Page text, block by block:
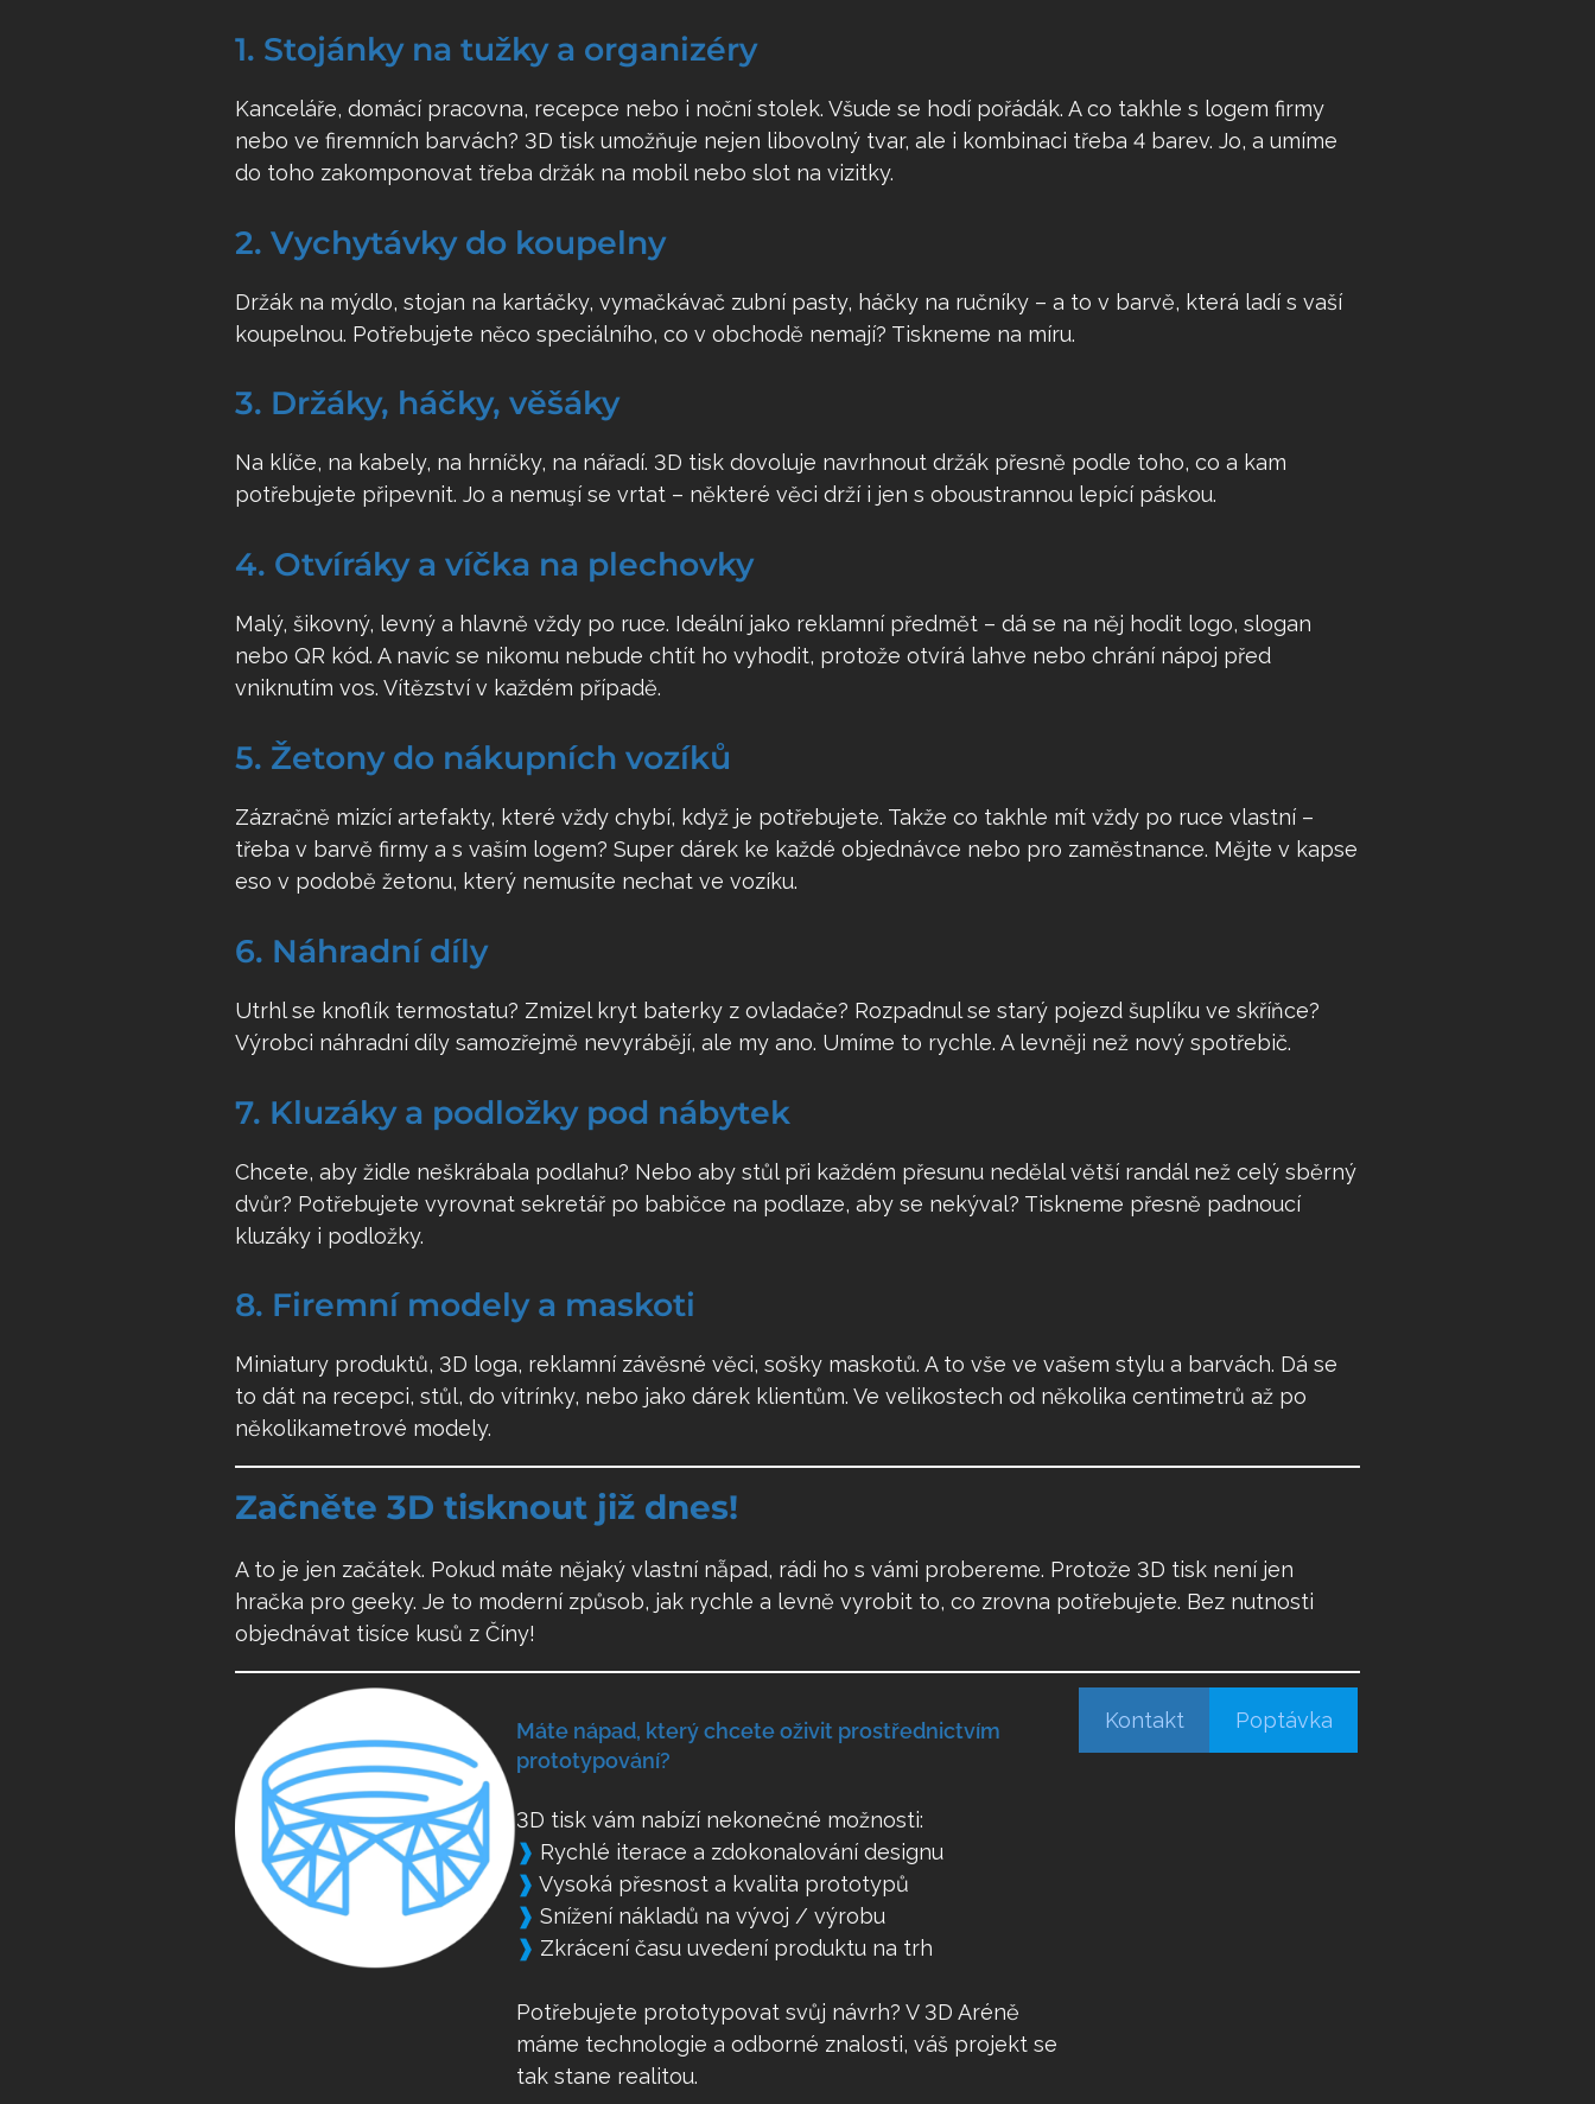
1. Stojánky na tužky a organizéry
Kanceláře, domácí pracovna, recepce nebo i noční stolek. Všude se hodí pořádák. A co takhle s logem firmy
nebo ve firemních barvách? 3D tisk umožňuje nejen libovolný tvar, ale i kombinaci třeba 4 barev. Jo, a umíme
do toho zakomponovat třeba držák na mobil nebo slot na vizitky.
2. Vychytávky do koupelny
Držák na mýdlo, stojan na kartáčky, vymačkávač zubní pasty, háčky na ručníky – a to v barvě, která ladí s vaší
koupelnou. Potřebujete něco speciálního, co v obchodě nemají? Tiskneme na míru.
3. Držáky, háčky, věšáky
Na klíče, na kabely, na hrníčky, na nářadí. 3D tisk dovoluje navrhnout držák přesně podle toho, co a kam
potřebujete připevnit. Jo a nemuşí se vrtat – některé věci drží i jen s oboustrannou lepící páskou.
4. Otvíráky a víčka na plechovky
Malý, šikovný, levný a hlavně vždy po ruce. Ideální jako reklamní předmět – dá se na něj hodit logo, slogan
nebo QR kód. A navíc se nikomu nebude chtít ho vyhodit, protože otvírá lahve nebo chrání nápoj před
vniknutím vos. Vítězství v každém případě.
5. Žetony do nákupních vozíků
Zázračně mizící artefakty, které vždy chybí, když je potřebujete. Takže co takhle mít vždy po ruce vlastní –
třeba v barvě firmy a s vaším logem? Super dárek ke každé objednávce nebo pro zaměstnance. Mějte v kapse
eso v podobě žetonu, který nemusíte nechat ve vozíku.
6. Náhradní díly
Utrhl se knoflík termostatu? Zmizel kryt baterky z ovladače? Rozpadnul se starý pojezd šuplíku ve skříňce?
Výrobci náhradní díly samozřejmě nevyrábějí, ale my ano. Umíme to rychle. A levněji než nový spotřebič.
7. Kluzáky a podložky pod nábytek
Chcete, aby židle neškrábala podlahu? Nebo aby stůl při každém přesunu nedělal větší randál než celý sběrný
dvůr? Potřebujete vyrovnat sekretář po babičce na podlaze, aby se nekýval? Tiskneme přesně padnoucí
kluzáky i podložky.
8. Firemní modely a maskoti
Miniatury produktů, 3D loga, reklamní závěsné věci, sošky maskotů. A to vše ve vašem stylu a barvách. Dá se
to dát na recepci, stůl, do vítrínky, nebo jako dárek klientům. Ve velikostech od několika centimetrů až po
několikametrové modely.
Začněte 3D tisknout již dnes!
A to je jen začátek. Pokud máte nějaký vlastní nẵpad, rádi ho s vámi probereme. Protože 3D tisk není jen
hračka pro geeky. Je to moderní způsob, jak rychle a levně vyrobit to, co zrovna potřebujete. Bez nutnosti
objednávat tisíce kusů z Číny!
Máte nápad, který chcete oživit prostřednictvím
prototypování?
3D tisk vám nabízí nekonečné možnosti:
❱ Rychlé iterace a zdokonalování designu
❱ Vysoká přesnost a kvalita prototypů
❱ Snížení nákladů na vývoj / výrobu
❱ Zkrácení času uvedení produktu na trh
Potřebujete prototypovat svůj návrh? V 3D Aréně
máme technologie a odborné znalosti, váš projekt se
tak stane realitou.
Kontakt Poptávka